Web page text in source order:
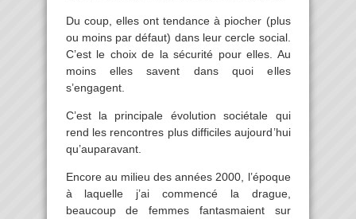
Du coup, elles ont tendance à piocher (plus
ou moins par défaut) dans leur cercle social.
C’est le choix de la sécurité pour elles. Au
moins elles savent dans quoi elles
s’engagent.
C’est la principale évolution sociétale qui
rend les rencontres plus difficiles aujourd’hui
qu’auparavant.
Encore au milieu des années 2000, l’époque
à laquelle j’ai commencé la drague,
beaucoup de femmes fantasmaient sur